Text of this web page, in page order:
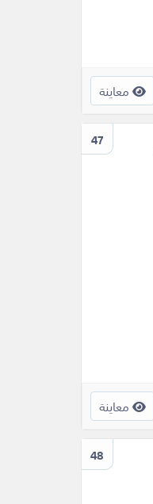
معاينة
47
معاينة
48